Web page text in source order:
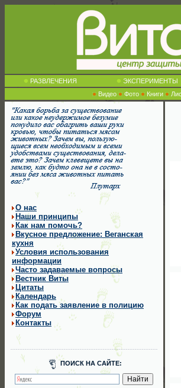
РАЗВЛЕЧЕНИЯ ЭКСПЕРИМЕНТЫ
Видео
Фото Книги
О нас
Наши принципы
Как нам помочь?
Вкусное предложение: Веганская
кухня
Условия использования
информации
Часто задаваемые вопросы
Вестник Виты
Цитаты
Календарь
Как подать заявление в полицию
Форум
Контакты
ПОИСК НА САЙТЕ: